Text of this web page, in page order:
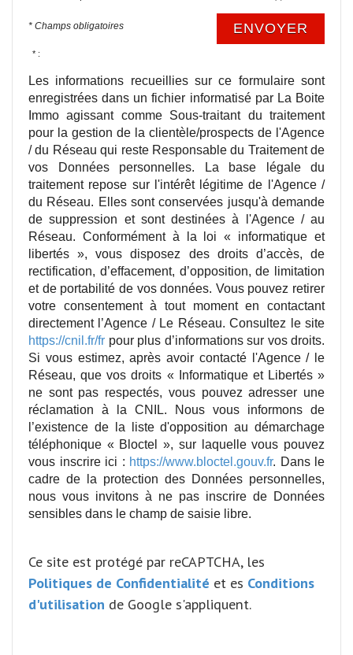
* Champs obligatoires ENVOYER
* :
Les informations recueillies sur ce formulaire sont
enregistrées dans un fichier informatisé par La Boite
Immo agissant comme Sous-traitant du traitement
pour la gestion de la clientèle/prospects de l'Agence
/ du Réseau qui reste Responsable du Traitement de
vos Données personnelles. La base légale du
traitement repose sur l'intérêt légitime de l'Agence /
du Réseau. Elles sont conservées jusqu'à demande
de suppression et sont destinées à l'Agence / au
Réseau. Conformément à la loi « informatique et
libertés », vous disposez des droits d’accès, de
rectification, d’effacement, d’opposition, de limitation
et de portabilité de vos données. Vous pouvez retirer
votre consentement à tout moment en contactant
directement l’Agence / Le Réseau. Consultez le site
https://cnil.fr/fr pour plus d’informations sur vos droits.
Si vous estimez, après avoir contacté l'Agence / le
Réseau, que vos droits « Informatique et Libertés »
ne sont pas respectés, vous pouvez adresser une
réclamation à la CNIL. Nous vous informons de
l’existence de la liste d'opposition au démarchage
téléphonique « Bloctel », sur laquelle vous pouvez
vous inscrire ici : https://www.bloctel.gouv.fr. Dans le
cadre de la protection des Données personnelles,
nous vous invitons à ne pas inscrire de Données
sensibles dans le champ de saisie libre.
Ce site est protégé par reCAPTCHA, les
Politiques de Confidentialité et es Conditions
d'utilisation de Google s'appliquent.